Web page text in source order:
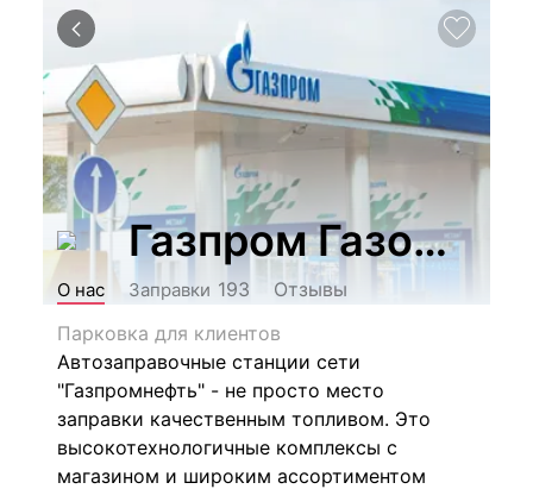
Газпром
О нас Заправки 193
Отзывы
Парковка для клиентов
Автозаправочные станции сети
"Газпромнефть" - не просто место
заправки качественным топливом. Это
высокотехнологичные комплексы с
магазином и широким ассортиментом